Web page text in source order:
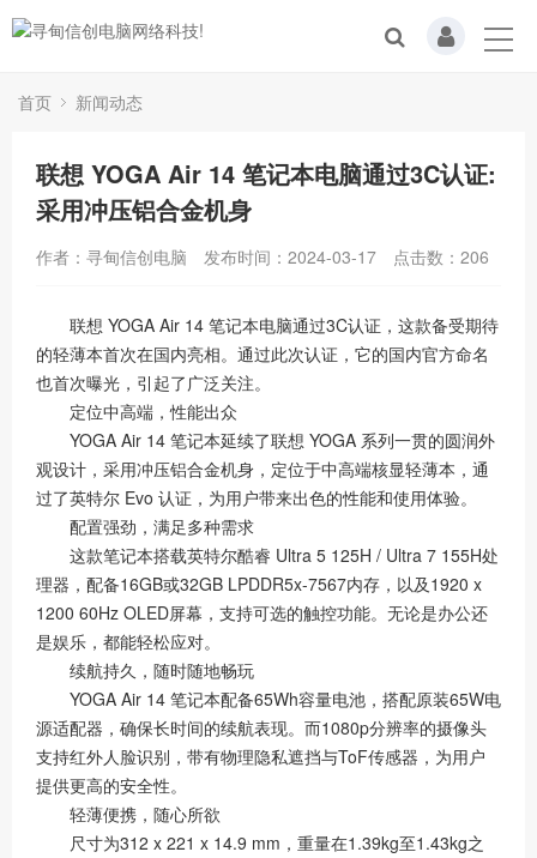
首页 新闻动态
联想 YOGA Air 14 笔记本电脑通过3C认证:
采用冲压铝合金机身
作者：寻甸信创电脑 发布时间：2024-03-17 点击数： 206
联想 YOGA Air 14 笔记本电脑通过3C认证，这款备受期待
的轻薄本首次在国内亮相。通过此次认证，它的国内官方命名
也首次曝光，引起了广泛关注。
定位中高端，性能出众
YOGA Air 14 笔记本延续了联想 YOGA 系列一贯的圆润外
观设计，采用冲压铝合金机身，定位于中高端核显轻薄本，通
过了英特尔 Evo 认证，为用户带来出色的性能和使用体验。
配置强劲，满足多种需求
这款笔记本搭载英特尔酷睿 Ultra 5 125H / Ultra 7 155H处
理器，配备16GB或32GB LPDDR5x-7567内存，以及1920 x
1200 60Hz OLED屏幕，支持可选的触控功能。无论是办公还
是娱乐，都能轻松应对。
续航持久，随时随地畅玩
YOGA Air 14 笔记本配备65Wh容量电池，搭配原装65W电
源适配器，确保长时间的续航表现。而1080p分辨率的摄像头
支持红外人脸识别，带有物理隐私遮挡与ToF传感器，为用户
提供更高的安全性。
轻薄便携，随心所欲
尺寸为312 x 221 x 14.9 mm，重量在1.39kg至1.43kg之